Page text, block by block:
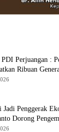
Perjuangan :
Ribuan
Penggerak
Dorong
Serpong